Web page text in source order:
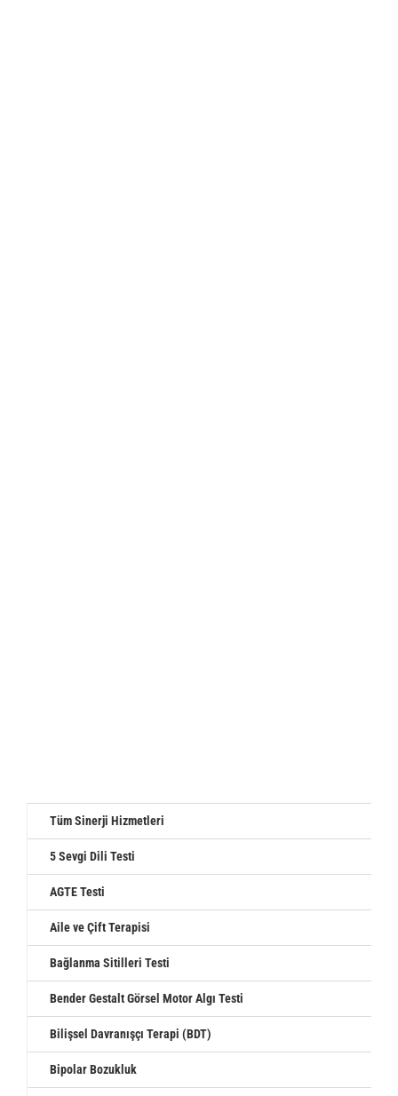
Tüm Sinerji Hizmetleri
5 Sevgi Dili Testi
AGTE Testi
Aile ve Çift Terapisi
Bağlanma Sitilleri Testi
Bender Gestalt Görsel Motor Algı Testi
Bilişsel Davranışçı Terapi (BDT)
Bipolar Bozukluk